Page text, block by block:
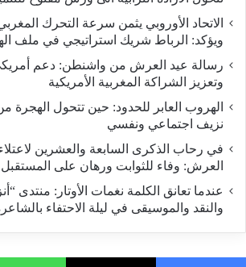
الاتحاد الأوروبي يثمن سرعة التحرك
ويؤكد: الرباط شريك استراتيجي في ملف
رسالة عيد العرش من واشنطن: دعم
وتعزيز الشراكة المغربية الأمريكية
​الهروب العابر للحدود: حين تتحول الهجرة
نزيف اجتماعي ونفسي
في رحاب الذكرى السابعة والعشرين
العرش: وفاء للثوابت ورهان على المستقبل
​عندما تعانق الكلمة نغمات الأوتار: منتدى
والنقد والموسيقى في ليلة الاحتفاء